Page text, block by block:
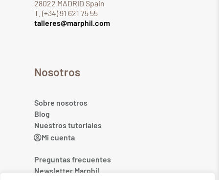
28022 MADRID Spain
T. (+34) 91 621 75 55
talleres@marphil.com
Nosotros
Sobre nosotros
Blog
Nuestros tutoriales
Mi cuenta
Preguntas frecuentes
Newsletter Marphil